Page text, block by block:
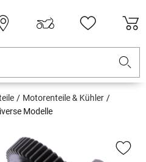
Motorenteile & Kühler
Modelle